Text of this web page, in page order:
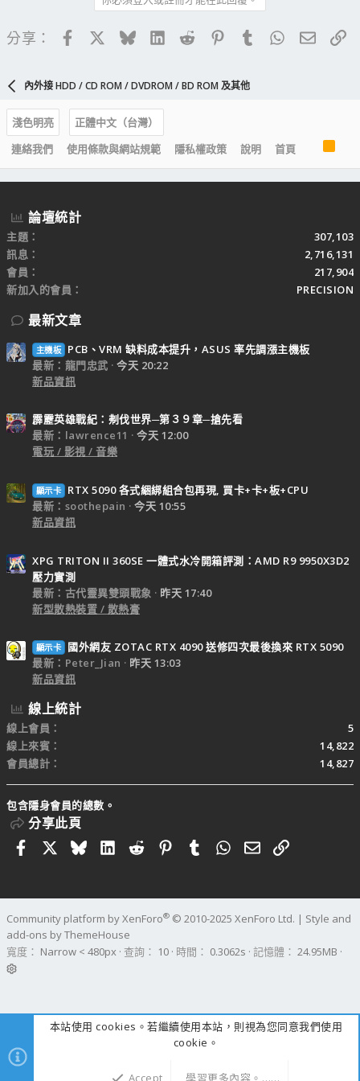
分享： FacebookBlueskyLinkedIn
Reddit PinterestTumblrWhatsApp
電子
內外接 HDD / CD ROM / DVDROM / BD ROM 及其他
淺色明亮
正體中文（台灣）
連絡我們
使用條款與網站規範 隱私權政策 說明 首頁
S
論壇統計
主題
307,103
訊息
2,716,131
會員
217,904
新加入的會員
PRECISION
最新文章
主機板
PCB、VRM 缺料成本提升，ASUS 率先調漲主機板
最新：龍門忠武
今天 20:22
新品資訊
霹靂英雄戰紀：刜伐世界─第３９章─搶先看
最新：lawrence11
今天 12:00
電玩 / 影視 / 音樂
顯示卡
RTX 5090 各式綑綁組合包再現, 買卡+卡+板+CPU
最新：soothepain
今天 10:55
新品資訊
XPG TRITON II 360SE 一體式水冷開箱評測：AMD R9 9950X3D2
壓力實測
最新：古代靈異雙頭戰象
昨天 17:40
新型散熱裝置 / 散熱膏
顯示卡
國外網友 ZOTAC RTX 4090 送修四次最後換來 RTX 5090
最新：Peter_Jian
昨天 13:03
新品資訊
線上統計
線上會員
5
線上來賓
14,822
會員總計
14,827
包含隱身會員的總數。
分享此頁
FacebookBlueskyLinkedIn
RedditPinterestTumblrWhatsApp
電子郵件
連結
Community platform by XenForo® © 2010-2025 XenForo Ltd. | Style and
add-ons by ThemeHouse
寬度
查詢 10 時間 0.3062s 記憶體 24.95MB
本站使用 cookies。若繼續使用本站，則視為您同意我們使用
cookie。
Accept 學習更多內容。……